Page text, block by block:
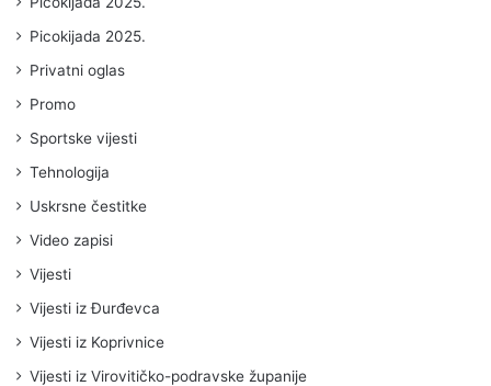
Picokijada 2025.
Privatni oglas
Promo
Sportske vijesti
Tehnologija
Uskrsne čestitke
Video zapisi
Vijesti
Vijesti iz Đurđevca
Vijesti iz Koprivnice
Vijesti iz Virovitičko-podravske županije